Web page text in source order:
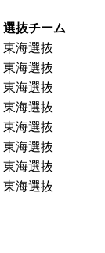
選抜チーム
東海選抜
東海選抜
東海選抜
東海選抜
東海選抜
東海選抜
東海選抜
東海選抜